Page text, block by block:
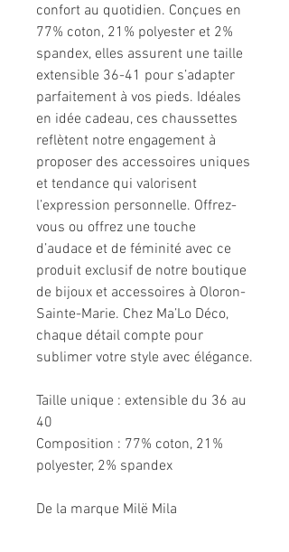
confort au quotidien. Conçues en
77% coton, 21% polyester et 2%
spandex, elles assurent une taille
extensible 36-41 pour s’adapter
parfaitement à vos pieds. Idéales
en idée cadeau, ces chaussettes
reflètent notre engagement à
proposer des accessoires uniques
et tendance qui valorisent
l’expression personnelle. Offrez-
vous ou offrez une touche
d’audace et de féminité avec ce
produit exclusif de notre boutique
de bijoux et accessoires à Oloron-
Sainte-Marie. Chez Ma’Lo Déco,
chaque détail compte pour
sublimer votre style avec élégance.
Taille unique : extensible du 36 au
40
Composition : 77% coton, 21%
polyester, 2% spandex
De la marque Milë Mila